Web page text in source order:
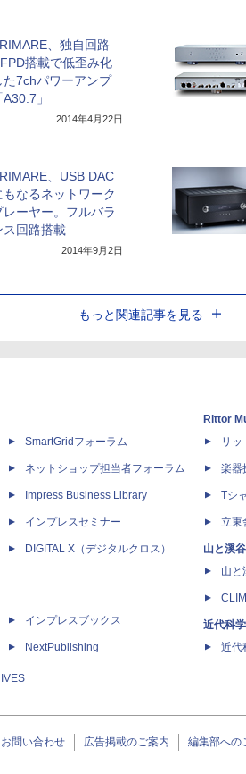
、独自回路
搭載で低歪み化
た7chパワーアンプ
A30.7」
2014年4月22日
、USB DAC
もなるネットワーク
レーヤー。フルバラ
ス回路搭載
2014年9月2日
もっと関連記事を見る
SmartGridフォーラム
ネットショップ担当者フォーラム
Impress Business Library
インプレスセミナー
DIGITAL X（デジタルクロス）
インプレスブックス
NextPublishing
Rittor
リッ
楽器
Tシ
立東
山と溪
山と
近代科
近代
お問い合わせ 広告掲載のご案内 編集部への